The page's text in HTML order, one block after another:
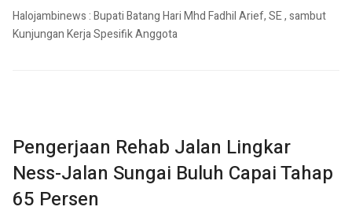
Halojambinews : Bupati Batang Hari Mhd Fadhil Arief, SE , sambut
Kunjungan Kerja Spesifik Anggota
Pengerjaan Rehab Jalan Lingkar
Ness-Jalan Sungai Buluh Capai Tahap
65 Persen